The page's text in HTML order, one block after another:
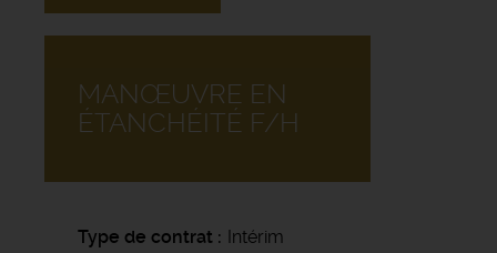
MANŒUVRE EN
ÉTANCHÉITÉ F/H
Type de contrat
Intérim